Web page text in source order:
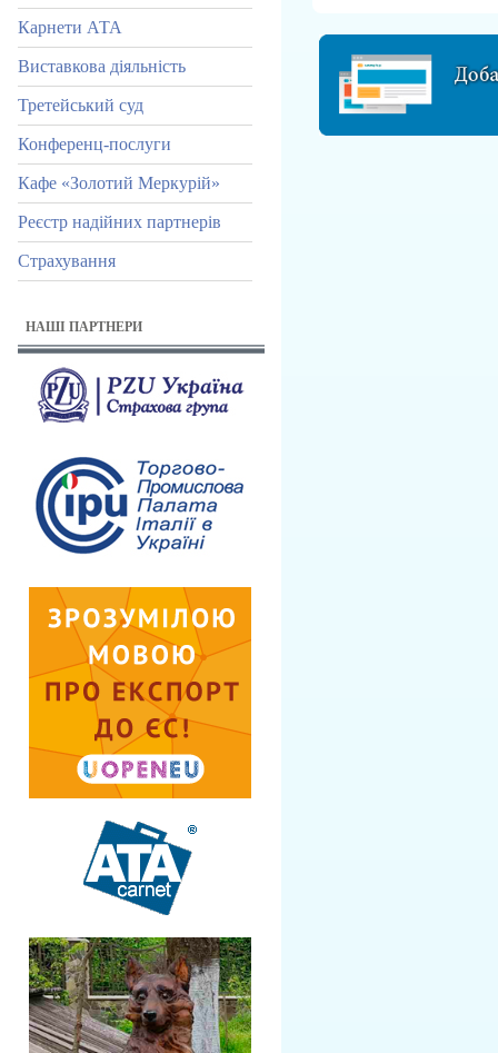
Карнети АТА
Виставкова діяльність
Третейський суд
Конференц-послуги
Кафе «Золотий Меркурій»
Реєстр надійних партнерів
Страхування
НАШІ ПАРТНЕРИ